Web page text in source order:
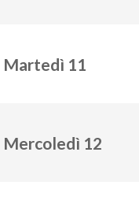
Martedì 11
Mercoledì 12